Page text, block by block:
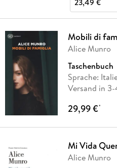
23,49 €
Mobili di
Alice Munro
Taschenbuch
Sprache:
Versand in
29,99 €*
Mi Vida
Alice Munro